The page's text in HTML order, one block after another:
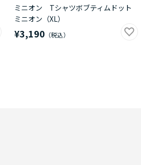
ミニオン Tシャツボブティムドット
ミニオン（XL）
¥3,190